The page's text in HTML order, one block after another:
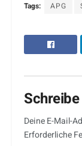
Tags: APG
Deine E-Mail-
Erforderliche